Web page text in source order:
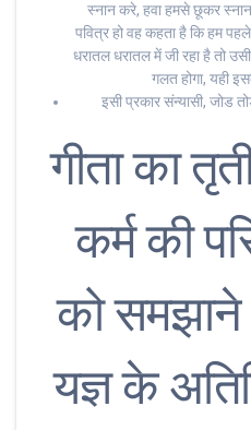
स्नान करे, हवा हमसे छूकर
पवित्र हो वह कहता है कि हम
धरातल धरातल में जी रहा है तो
गलत होगा, यही
इसी प्रकार संन्यासी, जोड
गीता का
कर्म की
को
यज्ञ के